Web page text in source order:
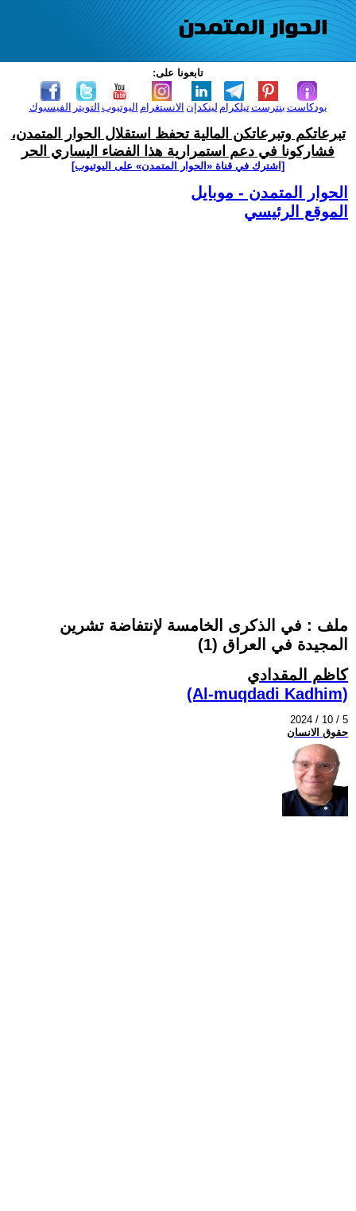
تابعونا على:
الفيسبوك التويتر اليوتيوب الانستغرام لينكدإن تيلكرامبنترست بودكاست
تبرعاتكم وتبرعاتكن المالية تحفظ استقلال الحوار المتمدن،
فشاركونا في دعم استمرارية هذا الفضاء اليساري الحر
[اشترك في قناة ‫«الحوار المتمدن» على اليوتيوب]
الحوار المتمدن - موبايل
الموقع الرئيسي
ملف : في الذكرى الخامسة لإنتفاضة تشرين
المجيدة في العراق (1)
كاظم المقدادي
(Al-muqdadi Kadhim)
2024 / 10 / 5
حقوق الانسان